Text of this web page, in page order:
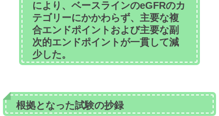
により、ベースラインのeGFRのカ
テゴリーにかかわらず、主要な複
合エンドポイントおよび主要な副
次的エンドポイントが一貫して減
少した。
根拠となった試験の抄録